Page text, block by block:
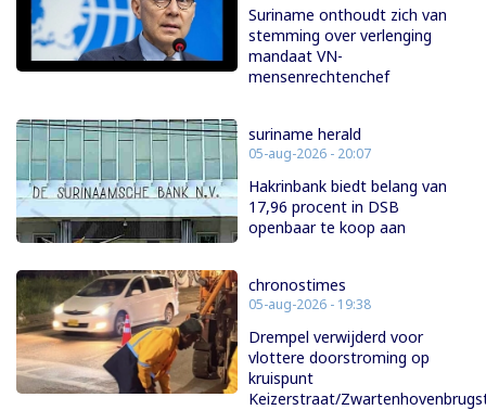
Suriname onthoudt zich van
stemming over verlenging
mandaat VN-
mensenrechtenchef
suriname herald
05-aug-2026 - 20:07
Hakrinbank biedt belang van
17,96 procent in DSB
openbaar te koop aan
chronostimes
05-aug-2026 - 19:38
Drempel verwijderd voor
vlottere doorstroming op
kruispunt
Keizerstraat/